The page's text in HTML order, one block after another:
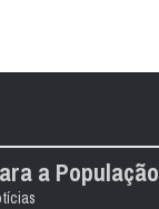
a População